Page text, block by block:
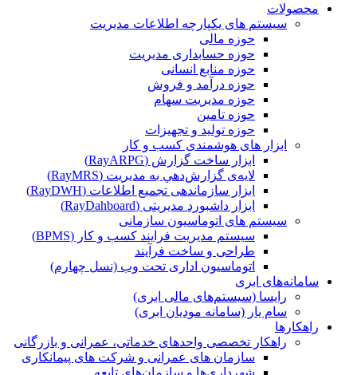
محصولات
سیستم های یکپارچه اطلاعات مدیریت
حوزه مالی
حوزه حسابداری مدیریت
حوزه منابع انسانی
حوزه درآمد و فروش
حوزه مدیریت سهام
حوزه تامین
حوزه تولید و تجهیزات
ابزار های هوشمندی کسب و کار
ابزار ساخت گزارش (RayARPG)
لایه‌ی گزارش‌دهي به مديريت (RayMRS)
ابزار سازماندهی تجمیع اطلاعات (RayDWH)
ابزار داشبورد مدیریتی (RayDahboard)
سیستم های اتوماسیون سازمانی
سیستم مدیریت فرایند کسب و کار (BPMS)
طراحی و ساخت فرآیند
اتوماسیون اداری تحت وب (نسل چهارم)
سامانه‌های ابری
رایسا (سیستم‌های مالی ابری)
سام یار (سامانه مودیان ابری)
راهکارها
راهکار تخصصی واحدهای خدماتی، عمرانی و بازرگانی
سازمان های عمرانی و شرکت های پیمانکاری
شهرداری‌ها و سازمان‌های تابعه